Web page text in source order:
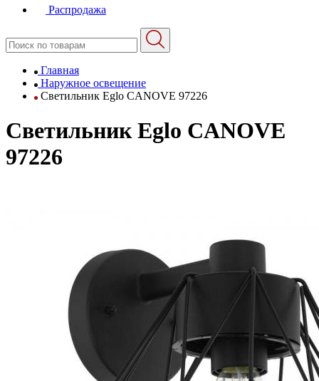
Распродажа
Главная
Наружное освещение
Светильник Eglo CANOVE 97226
Светильник Eglo CANOVE
97226